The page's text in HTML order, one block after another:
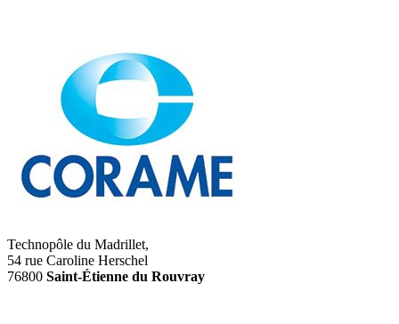
Technopôle du Madrillet,
54 rue Caroline Herschel
76800 Saint-Étienne du Rouvray